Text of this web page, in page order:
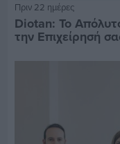
Πριν 22 ημέρες
Diotan: Το
την Επιχείρησή